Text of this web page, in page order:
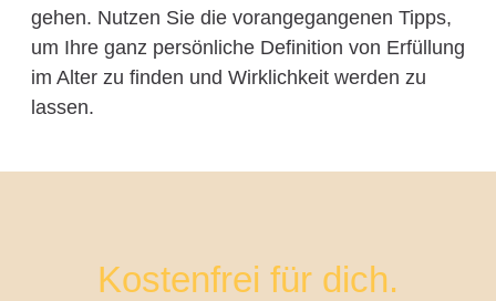
gehen. Nutzen Sie die vorangegangenen Tipps,
um Ihre ganz persönliche Definition von Erfüllung
im Alter zu finden und Wirklichkeit werden zu
lassen.
Kostenfrei für dich.